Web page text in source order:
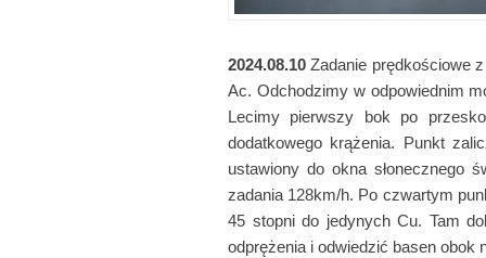
2024.08.10 Zadanie prędkościowe
Ac. Odchodzimy w odpowiednim
Lecimy pierwszy bok po
dodatkowego krążenia. Punkt
ustawiony do okna słonecznego
zadania 128km/h. Po czwartym
45 stopni do jedynych Cu. Tam
odprężenia i odwiedzić basen obok